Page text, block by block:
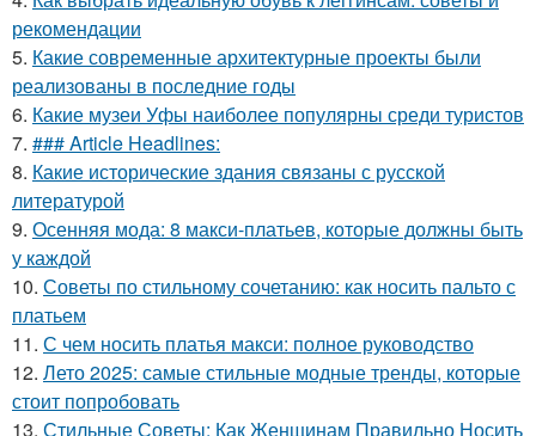
рекомендации
5. Какие современные архитектурные проекты были
реализованы в последние годы
6. Какие музеи Уфы наиболее популярны среди туристов
7. ### Article Headlines:
8. Какие исторические здания связаны с русской
литературой
9. Осенняя мода: 8 макси-платьев, которые должны быть
у каждой
10. Советы по стильному сочетанию: как носить пальто с
платьем
11. С чем носить платья макси: полное руководство
12. Лето 2025: самые стильные модные тренды, которые
стоит попробовать
13. Стильные Советы: Как Женщинам Правильно Носить